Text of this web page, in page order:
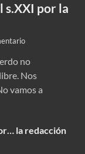
s.XXI por la
no
Nos
vamos a
la redacción